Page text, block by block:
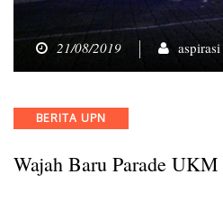
21/08/2019 aspirasi
Categories
BERITA UPN
Wajah Baru Parade UKM